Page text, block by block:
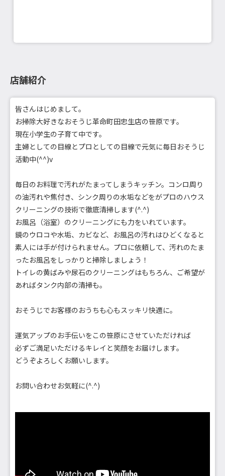
店舗紹介
皆さんはじめまして。
お掃除大好きなおそうじ革命町田忠生店の笹原です。
現在小学生の子育て中です。
主婦としての目線とプロとしての目線で元気に毎日おそうじ
活動中(^^)v
毎日のお料理で汚れがたまってしまうキッチン。コンロ周り
の油汚れや焦付き、シンク周りの水垢などをがプロのハウス
クリーニングの技術で徹底清掃します(^.^)
お風呂（浴室）のクリーニングにも力をいれています。
鏡のウロコや水垢、カビなど、お風呂の汚れはひどくなると
素人には手が付けられません。プロに依頼して、汚れのたま
ったお風呂をしっかりと掃除しましょう！
トイレの黄ばみや尿石のクリーニングはもちろん、ご希望が
あればタンク内部の清掃も。
おそうじでお客様のおうちも心もスッキリ快適に。
運気アップのお手伝いをこの笹原にさせていただければ
必ずご満足いただけるキレイと笑顔をお届けします。
どうぞよろしくお願いします。
お問い合わせお気軽に(^.^)